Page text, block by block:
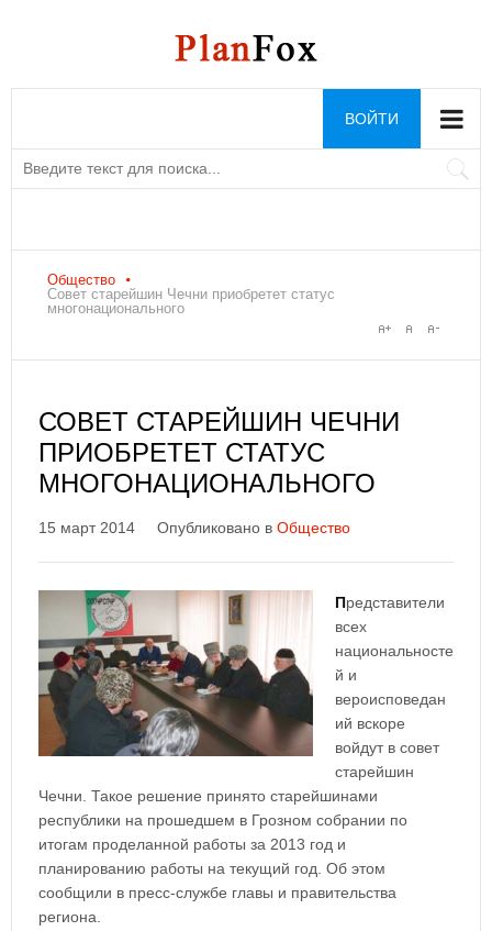
ВОЙТИ
Общество
Совет старейшин Чечни приобретет статус
многонационального
СОВЕТ СТАРЕЙШИН ЧЕЧНИ
ПРИОБРЕТЕТ СТАТУС
МНОГОНАЦИОНАЛЬНОГО
15 март 2014 Опубликовано в Общество
Представители
всех
национальносте
й и
вероисповедан
ий вскоре
войдут в совет
старейшин
Чечни. Такое решение принято старейшинами
республики на прошедшем в Грозном собрании по
итогам проделанной работы за 2013 год и
планированию работы на текущий год. Об этом
сообщили в пресс-службе главы и правительства
региона.